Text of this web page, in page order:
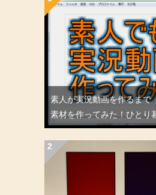
素人が実況動画を作るまで
素材を作ってみた！ひとり